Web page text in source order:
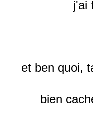
j'ai
et ben quoi,
bien